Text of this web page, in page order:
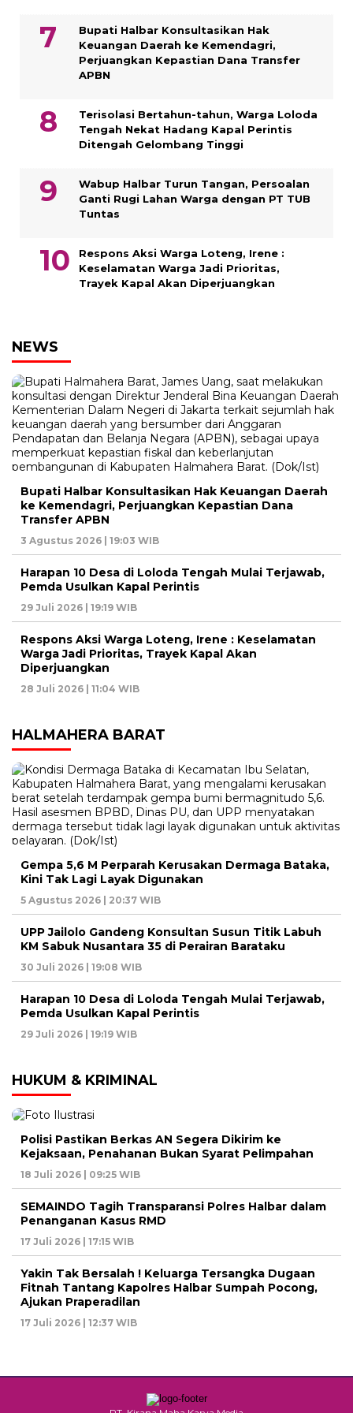
Bupati Halbar Konsultasikan Hak
Keuangan Daerah ke Kemendagri,
Perjuangkan Kepastian Dana Transfer
APBN
Terisolasi Bertahun-tahun, Warga Loloda
Tengah Nekat Hadang Kapal Perintis
Ditengah Gelombang Tinggi
Wabup Halbar Turun Tangan, Persoalan
Ganti Rugi Lahan Warga dengan PT TUB
Tuntas
Respons Aksi Warga Loteng, Irene :
Keselamatan Warga Jadi Prioritas,
Trayek Kapal Akan Diperjuangkan
NEWS
Bupati Halbar Konsultasikan Hak Keuangan Daerah
ke Kemendagri, Perjuangkan Kepastian Dana
Transfer APBN
3 Agustus 2026 | 19:03 WIB
Harapan 10 Desa di Loloda Tengah Mulai Terjawab,
Pemda Usulkan Kapal Perintis
29 Juli 2026 | 19:19 WIB
Respons Aksi Warga Loteng, Irene : Keselamatan
Warga Jadi Prioritas, Trayek Kapal Akan
Diperjuangkan
28 Juli 2026 | 11:04 WIB
HALMAHERA BARAT
Gempa 5,6 M Perparah Kerusakan Dermaga Bataka,
Kini Tak Lagi Layak Digunakan
5 Agustus 2026 | 20:37 WIB
UPP Jailolo Gandeng Konsultan Susun Titik Labuh
KM Sabuk Nusantara 35 di Perairan Barataku
30 Juli 2026 | 19:08 WIB
Harapan 10 Desa di Loloda Tengah Mulai Terjawab,
Pemda Usulkan Kapal Perintis
29 Juli 2026 | 19:19 WIB
HUKUM & KRIMINAL
Polisi Pastikan Berkas AN Segera Dikirim ke
Kejaksaan, Penahanan Bukan Syarat Pelimpahan
18 Juli 2026 | 09:25 WIB
SEMAINDO Tagih Transparansi Polres Halbar dalam
Penanganan Kasus RMD
17 Juli 2026 | 17:15 WIB
Yakin Tak Bersalah ! Keluarga Tersangka Dugaan
Fitnah Tantang Kapolres Halbar Sumpah Pocong,
Ajukan Praperadilan
17 Juli 2026 | 12:37 WIB